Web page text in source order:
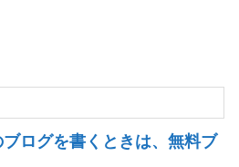
ログを書くときは、無料ブ